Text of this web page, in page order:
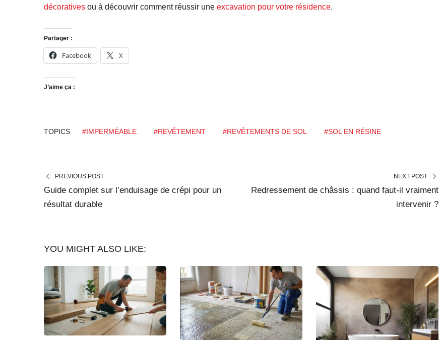
décoratives ou à découvrir comment réussir une excavation pour votre résidence.
Partager :
Facebook X
J’aime ça :
TOPICS #IMPERMÉABLE #REVÊTEMENT #REVÊTEMENTS DE SOL #SOL EN RÉSINE
PREVIOUS POST
Guide complet sur l’enduisage de crépi pour un
résultat durable
NEXT POST
Redressement de châssis : quand faut-il vraiment
intervenir ?
YOU MIGHT ALSO LIKE: